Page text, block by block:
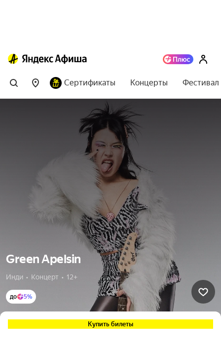
Сертификаты Концерты
Green Apelsin
Инди  •  Концерт  •  12+
до 5%
Купить билеты